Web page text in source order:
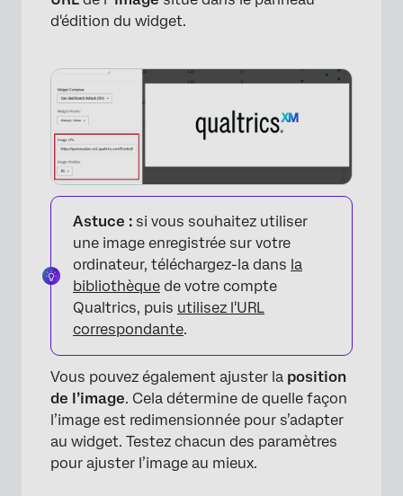
d'édition du widget.
Astuce : si vous souhaitez utiliser
une image enregistrée sur votre
ordinateur, téléchargez-la dans la
bibliothèque de votre compte
Qualtrics, puis utilisez l'URL
correspondante.
Vous pouvez également ajuster la position
de l’image. Cela détermine de quelle façon
l’image est redimensionnée pour s’adapter
au widget. Testez chacun des paramètres
pour ajuster l’image au mieux.